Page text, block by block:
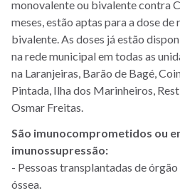
monovalente ou bivalente contra
meses, estão aptas para a dose
bivalente. As doses já estão
na rede municipal em todas as
na Laranjeiras, Barão de Bagé,
Pintada, Ilha dos Marinheiros,
Osmar Freitas.
São imunocomprometidos ou
imunossupressão:
- Pessoas transplantadas de
óssea.